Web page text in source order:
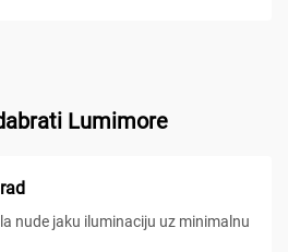
Lumimore
nude jaku iluminaciju uz minimalnu